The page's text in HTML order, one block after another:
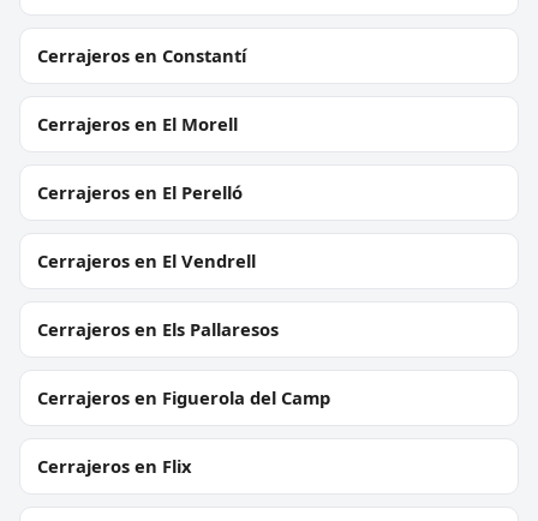
Cerrajeros en Constantí
Cerrajeros en El Morell
Cerrajeros en El Perelló
Cerrajeros en El Vendrell
Cerrajeros en Els Pallaresos
Cerrajeros en Figuerola del Camp
Cerrajeros en Flix